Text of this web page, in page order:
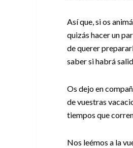
Así que, si os
quizás hacer un
de querer
saber si habrá
Os dejo en
de vuestras
tiempos que
Nos leémos a la